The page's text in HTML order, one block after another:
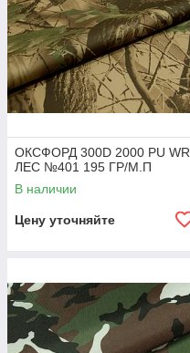
ОКСФОРД 300D 2000 PU WR
ЛЕС №401 195 ГР/М.П
В наличии
Цену уточняйте